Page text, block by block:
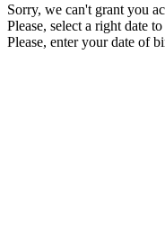
Sorry, we can't grant you
Please, select a right date
Please, enter your date of